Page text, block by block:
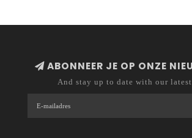
ABONNEER JE OP ONZE
And stay up to date with our